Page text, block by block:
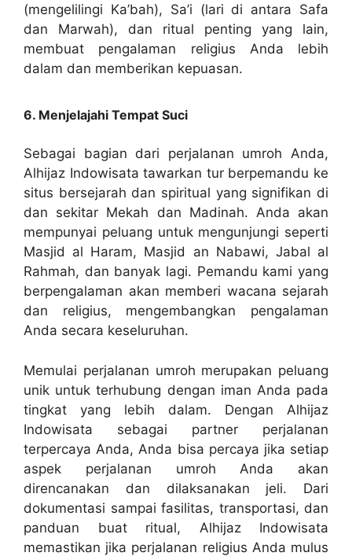
(mengelilingi Ka’bah), Sa’i (lari di antara Safa
dan Marwah), dan ritual penting yang lain,
membuat pengalaman religius Anda lebih
dalam dan memberikan kepuasan.
6. Menjelajahi Tempat Suci
Sebagai bagian dari perjalanan umroh Anda,
Alhijaz Indowisata tawarkan tur berpemandu ke
situs bersejarah dan spiritual yang signifikan di
dan sekitar Mekah dan Madinah. Anda akan
mempunyai peluang untuk mengunjungi seperti
Masjid al Haram, Masjid an Nabawi, Jabal al
Rahmah, dan banyak lagi. Pemandu kami yang
berpengalaman akan memberi wacana sejarah
dan religius, mengembangkan pengalaman
Anda secara keseluruhan.
Memulai perjalanan umroh merupakan peluang
unik untuk terhubung dengan iman Anda pada
tingkat yang lebih dalam. Dengan Alhijaz
Indowisata sebagai partner perjalanan
terpercaya Anda, Anda bisa percaya jika setiap
aspek perjalanan umroh Anda akan
direncanakan dan dilaksanakan jeli. Dari
dokumentasi sampai fasilitas, transportasi, dan
panduan buat ritual, Alhijaz Indowisata
memastikan jika perjalanan religius Anda mulus